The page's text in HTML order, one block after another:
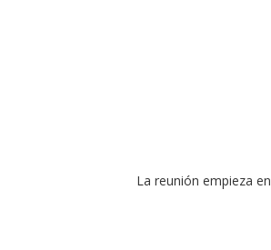
La reunión empieza en